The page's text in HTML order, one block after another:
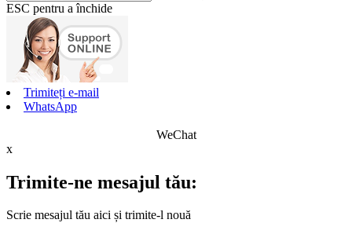
ESC pentru a închide
Trimiteți e-mail
WhatsApp
WeChat
x
Trimite-ne mesajul tău:
Scrie mesajul tău aici și trimite-l nouă